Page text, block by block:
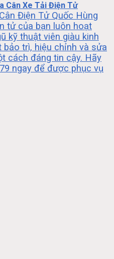
Cân Xe Tải Điện Tử
Điện Tử Quốc Hùng
tử của bạn luôn hoạt
kỹ thuật viên giàu kinh
trì, hiệu chỉnh và sửa
cách đáng tin cậy. Hãy
ngay để được phục vụ